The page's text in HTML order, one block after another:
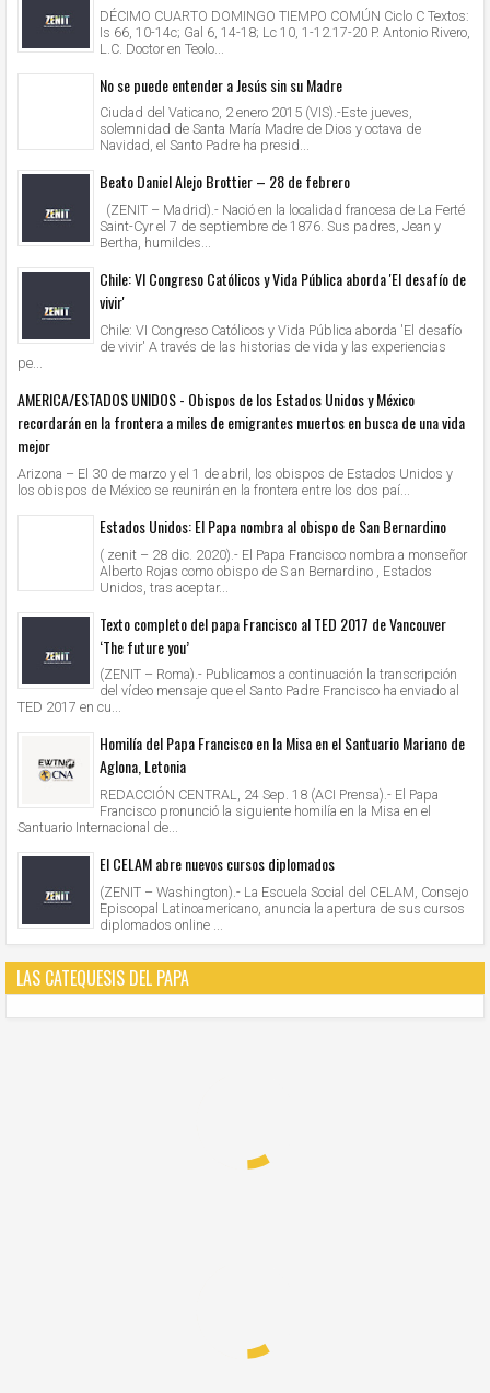
DÉCIMO CUARTO DOMINGO TIEMPO COMÚN Ciclo C Textos:
Is 66, 10-14c; Gal 6, 14-18; Lc 10, 1-12.17-20 P. Antonio Rivero,
L.C. Doctor en Teolo...
No se puede entender a Jesús sin su Madre
Ciudad del Vaticano, 2 enero 2015 (VIS).-Este jueves,
solemnidad de Santa María Madre de Dios y octava de
Navidad, el Santo Padre ha presid...
Beato Daniel Alejo Brottier – 28 de febrero
(ZENIT – Madrid).- Nació en la localidad francesa de La Ferté
Saint-Cyr el 7 de septiembre de 1876. Sus padres, Jean y
Bertha, humildes...
Chile: VI Congreso Católicos y Vida Pública aborda 'El desafío de
vivir'
Chile: VI Congreso Católicos y Vida Pública aborda 'El desafío
de vivir' A través de las historias de vida y las experiencias
pe...
AMERICA/ESTADOS UNIDOS - Obispos de los Estados Unidos y México
recordarán en la frontera a miles de emigrantes muertos en busca de una vida
mejor
Arizona – El 30 de marzo y el 1 de abril, los obispos de Estados Unidos y
los obispos de México se reunirán en la frontera entre los dos paí...
Estados Unidos: El Papa nombra al obispo de San Bernardino
( zenit – 28 dic. 2020).- El Papa Francisco nombra a monseñor
Alberto Rojas como obispo de S an Bernardino , Estados
Unidos, tras aceptar...
Texto completo del papa Francisco al TED 2017 de Vancouver
‘The future you’
(ZENIT – Roma).- Publicamos a continuación la transcripción
del vídeo mensaje que el Santo Padre Francisco ha enviado al
TED 2017 en cu...
Homilía del Papa Francisco en la Misa en el Santuario Mariano de
Aglona, Letonia
REDACCIÓN CENTRAL, 24 Sep. 18 (ACI Prensa).- El Papa
Francisco pronunció la siguiente homilía en la Misa en el
Santuario Internacional de...
El CELAM abre nuevos cursos diplomados
(ZENIT – Washington).- La Escuela Social del CELAM, Consejo
Episcopal Latinoamericano, anuncia la apertura de sus cursos
diplomados online ...
LAS CATEQUESIS DEL PAPA